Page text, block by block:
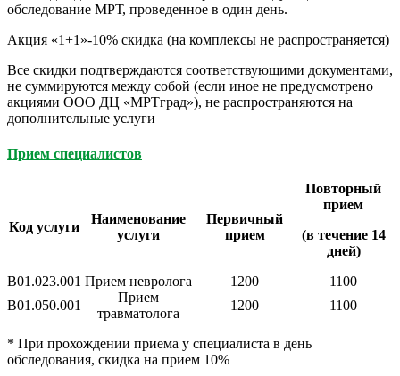
обследование МРТ, проведенное в один день.
Акция «1+1»-10% скидка (на комплексы не распространяется)
Все скидки подтверждаются соответствующими документами,
не суммируются между собой (если иное не предусмотрено
акциями ООО ДЦ «МРТград»), не распространяются на
дополнительные услуги
Прием специалистов
Код услуги
Наименование
услуги
Первичный
прием
Повторный
прием
(в течение 14
дней)
В01.023.001 Прием невролога 1200
1100
В01.050.001
Прием
травматолога
1200 1100
* При прохождении приема у специалиста в день
обследования, скидка на прием 10%